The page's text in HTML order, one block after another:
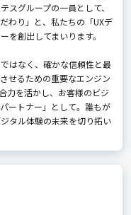
スグループの一員として、
わり」と、私たちの「UXデ
を創出してまいります。
はなく、確かな信頼性と最
せるための重要なエンジン
力を活かし、お客様のビジ
ートナー」として。誰もが
タル体験の未来を切り拓い